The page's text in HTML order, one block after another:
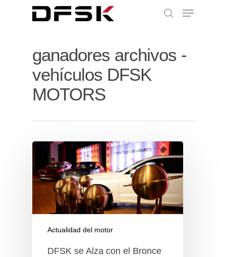
ganadores archivos -
vehículos DFSK
MOTORS
Actualidad del motor
DFSK se Alza con el Bronce